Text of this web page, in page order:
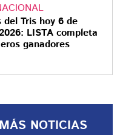
del Tris hoy 6 de
LISTA completa
ganadores
NOTICIAS